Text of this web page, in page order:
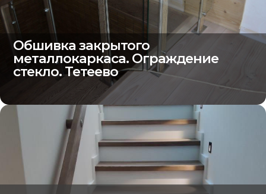
Обшивка закрытого
металлокаркаса. Ограждение
стекло. Тетеево